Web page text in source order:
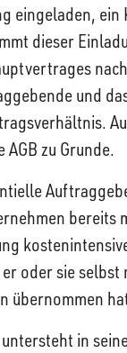
eingeladen, ein
dieser
und
zu Grunde.
bereits
oder sie selbst
übernommen
in